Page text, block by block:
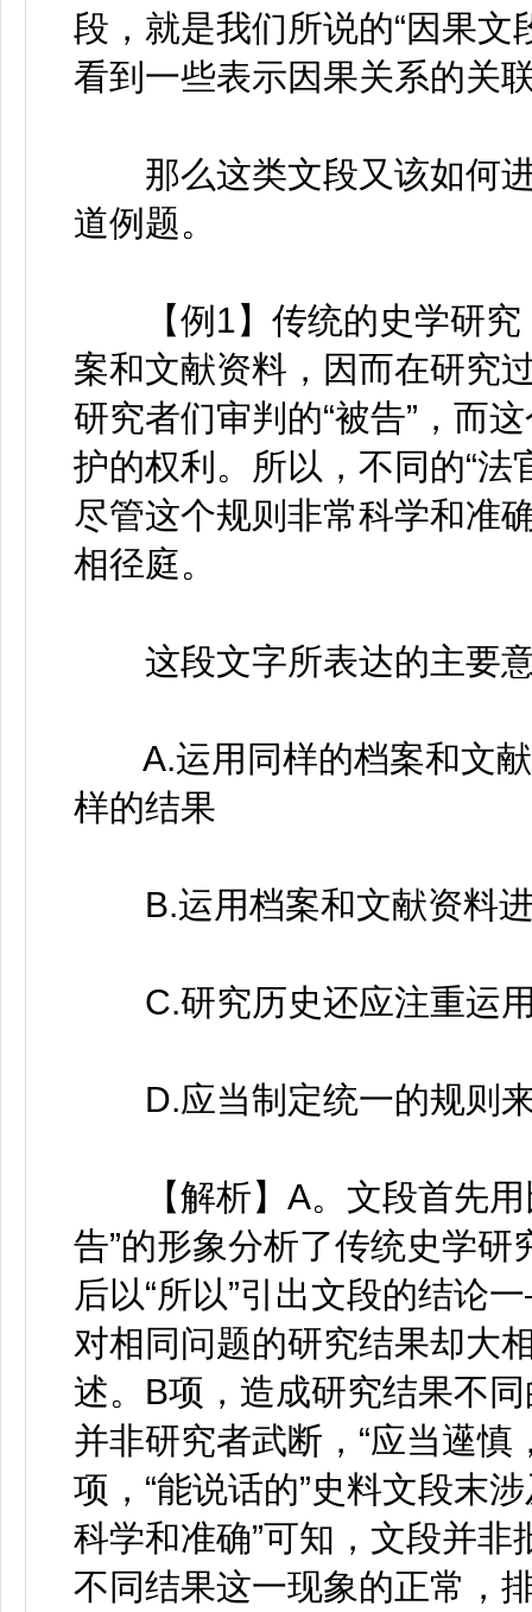
段，就是我们所说的“因果文
看到一些表示因果关系的关
那么这类文段又该如何进
道例题。
【例1】传统的史学研究
案和文献资料，因而在研究
研究者们审判的“被告”，而
护的权利。所以，不同的“法
尽管这个规则非常科学和准
相径庭。
这段文字所表达的主要
A.运用同样的档案和文献
样的结果
B.运用档案和文献资料进
C.研究历史还应注重运用
D.应当制定统一的规则来
【解析】A。文段首先用
告”的形象分析了传统史学
后以“所以”引出文段的结论
对相同问题的研究结果却大
述。B项，造成研究结果不
并非研究者武断，“应当遳
项，“能说话的”史料文段末
科学和准确”可知，文段并
不同结果这一现象的正常，